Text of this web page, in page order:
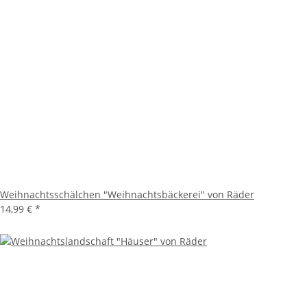
Weihnachtsschälchen "Weihnachtsbäckerei" von Räder
14,99 € *